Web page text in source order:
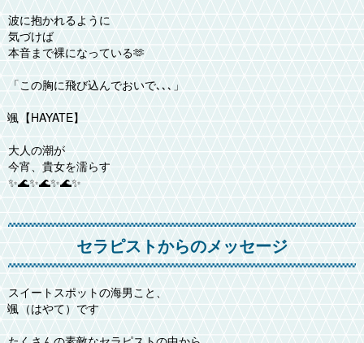
波に抱かれるように
気づけば
本音まで裸になっている🫶
「この胸に飛び込んでおいで､､､」
颯【HAYATE】
大人の潮が
今宵、貴女を濡らす
✨🌊✨🌊✨🌊✨
セラピストからのメッセージ
スイートスポットの海男こと、
颯（はやて）です